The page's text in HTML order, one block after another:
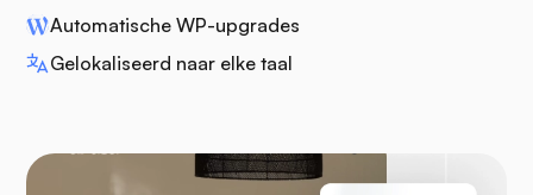
Automatische WP-upgrades
Gelokaliseerd naar elke taal